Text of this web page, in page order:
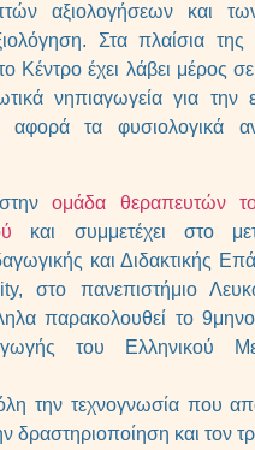
αξιολογήσεων και
Στα πλαίσια της
Κέντρο έχει λάβει μέρος σε
νηπιαγωγεία για την
τα φυσιολογικά
στηνομάδα θεραπευτών
και συμμετέχει στο
και Διδακτικής
στο πανεπιστήμιο
παρακολουθεί το 9μηνο
του Ελληνικού
την τεχνογνωσία που
δραστηριοποίηση και τον